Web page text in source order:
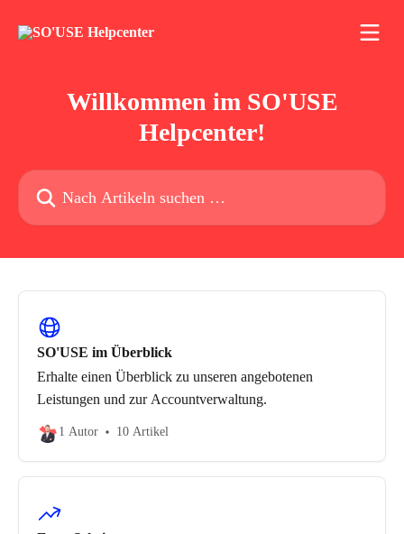
Willkommen im SO'USE
Helpcenter!
Nach Artikeln suchen …
SO'USE im Überblick
Erhalte einen Überblick zu unseren angebotenen
Leistungen und zur Accountverwaltung.
1 Autor 10 Artikel